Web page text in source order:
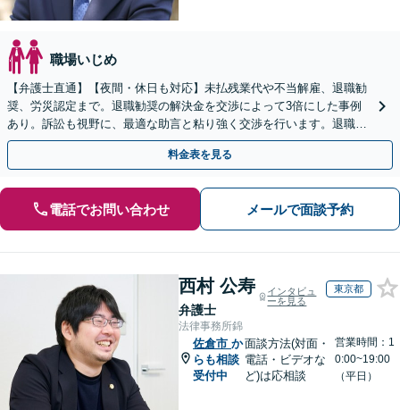
職場いじめ
【弁護士直通】【夜間・休日も対応】未払残業代や不当解雇、退職勧
奨、労災認定まで。退職勧奨の解決金を交渉によって3倍にした事例
あり。訴訟も視野に、最適な助言と粘り強く交渉を行います。退職前
後、育休中などの状況でも歓迎。まずはご相談下さい！
料金表を見る
電話でお問い合わせ メールで面談予約
西村 公寿
弁護士
インタビュ
ーを見る
東京都
法律事務所錦
佐倉市 か
らも相談
受付中
面談方法(対面・
電話・ビデオな
ど)は応相談
営業時間：1
0:00~19:00
（平日）